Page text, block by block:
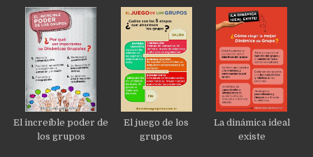
El increíble poder de
los grupos
El juego de los
grupos
La dinámica ideal
existe